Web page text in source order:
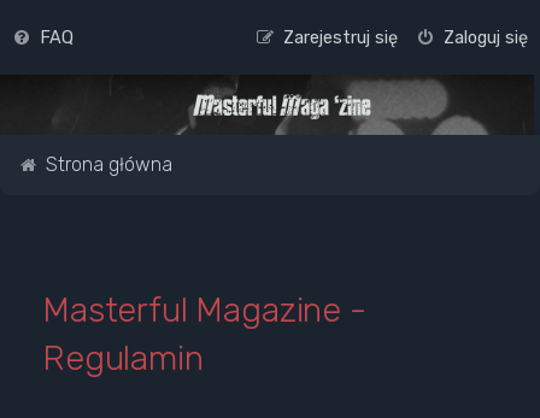
FAQ Zaloguj się
Zarejestruj się
Strona główna
Masterful Magazine -
Regulamin